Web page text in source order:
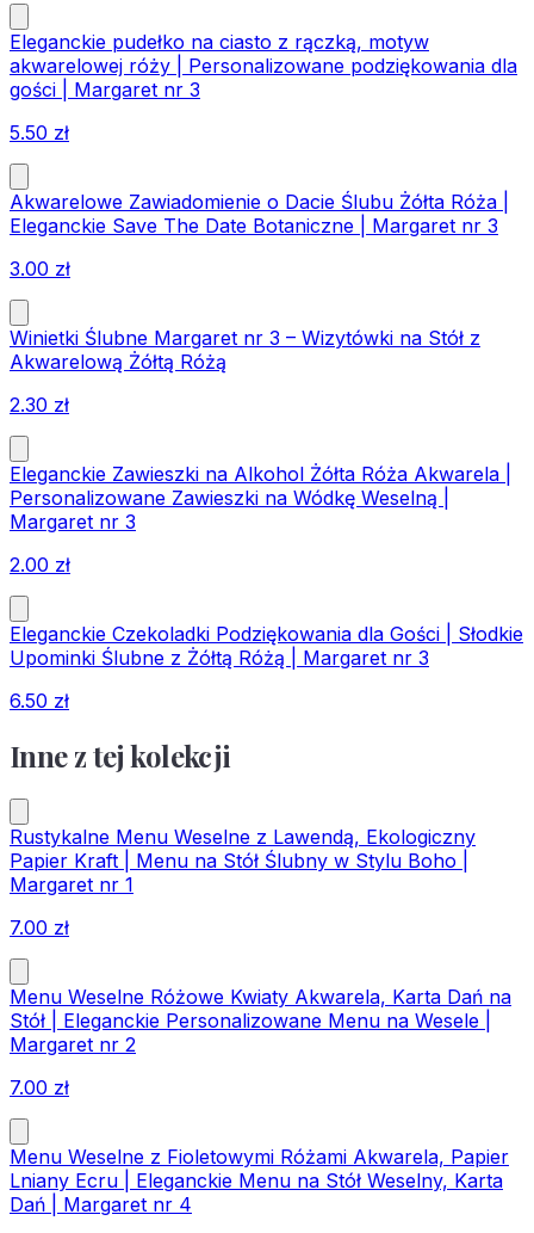
Eleganckie pudełko na ciasto z rączką, motyw
akwarelowej róży | Personalizowane podziękowania dla
gości | Margaret nr 3
5.50 zł
Akwarelowe Zawiadomienie o Dacie Ślubu Żółta Róża |
Eleganckie Save The Date Botaniczne | Margaret nr 3
3.00 zł
Winietki Ślubne Margaret nr 3 – Wizytówki na Stół z
Akwarelową Żółtą Różą
2.30 zł
Eleganckie Zawieszki na Alkohol Żółta Róża Akwarela |
Personalizowane Zawieszki na Wódkę Weselną |
Margaret nr 3
2.00 zł
Eleganckie Czekoladki Podziękowania dla Gości | Słodkie
Upominki Ślubne z Żółtą Różą | Margaret nr 3
6.50 zł
Inne z tej kolekcji
Rustykalne Menu Weselne z Lawendą, Ekologiczny
Papier Kraft | Menu na Stół Ślubny w Stylu Boho |
Margaret nr 1
7.00 zł
Menu Weselne Różowe Kwiaty Akwarela, Karta Dań na
Stół | Eleganckie Personalizowane Menu na Wesele |
Margaret nr 2
7.00 zł
Menu Weselne z Fioletowymi Różami Akwarela, Papier
Lniany Ecru | Eleganckie Menu na Stół Weselny, Karta
Dań | Margaret nr 4